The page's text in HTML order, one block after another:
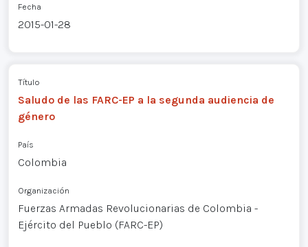
Fecha
2015-01-28
Título
Saludo de las FARC-EP a la segunda audiencia de
género
País
Colombia
Organización
Fuerzas Armadas Revolucionarias de Colombia -
Ejército del Pueblo (FARC-EP)